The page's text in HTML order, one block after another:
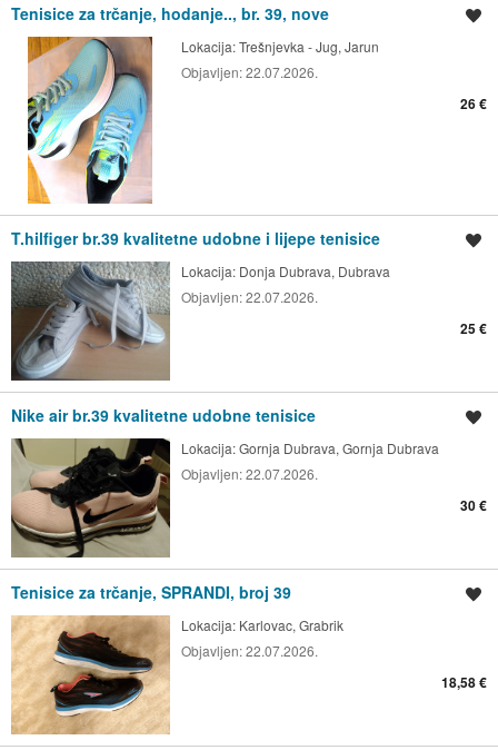
Tenisice za trčanje, hodanje.., br. 39, nove
Lokacija:Trešnjevka - Jug, Jarun
Objavljen:22.07.2026.
26 €
T.hilfiger br.39 kvalitetne udobne i lijepe tenisice
Lokacija: Donja Dubrava, Dubrava
Objavljen:22.07.2026.
25 €
Nike air br.39 kvalitetne udobne tenisice
Lokacija:Gornja Dubrava, Gornja Dubrava
Objavljen:22.07.2026.
30 €
Tenisice za trčanje, SPRANDI, broj 39
Lokacija: Karlovac, Grabrik
Objavljen:22.07.2026.
18,58 €